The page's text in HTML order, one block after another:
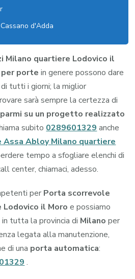
d'Adda
Milano quartiere Lodovico il
per portein genere possono dare
tutti i giorni; la miglior
sarà sempre la certezza di
su un progetto realizzato
subito0289601329anche
Abloy Milano quartiere
tempo a sfogliare elenchi di
center, chiamaci, adesso.
per Porta scorrevole
Lodovico il Moro e possiamo
tutta la provincia di Milanoper
legata alla manutenzione,
di una porta automatica:
.